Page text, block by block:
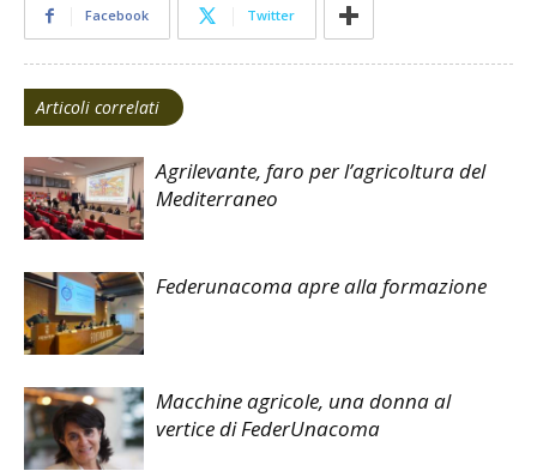
Facebook Twitter
Articoli correlati
Agrilevante, faro per l’agricoltura del
Mediterraneo
Federunacoma apre alla formazione
Macchine agricole, una donna al
vertice di FederUnacoma